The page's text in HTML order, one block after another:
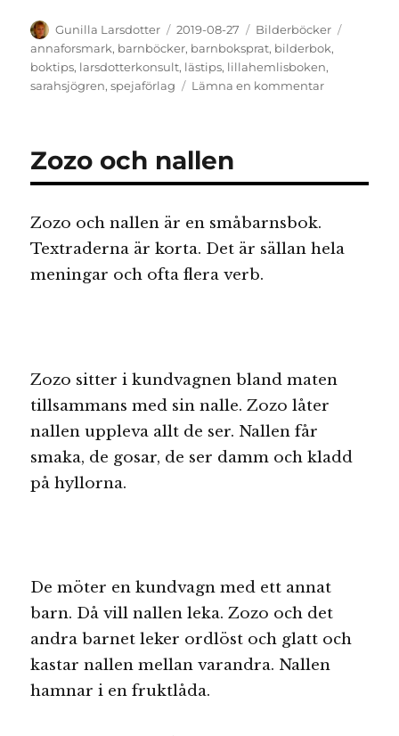
Författare
Gunilla Larsdotter
Publicerat
den
2019-08-27 Kategorier
Bilderböcker
annaforsmark, barnböcker, barnboksprat, bilderbok,
boktips, larsdotterkonsult, lästips, lillahemlisboken,
sarahsjögren,spejaförlag Lämna en kommentartill
Zozo och nallen
Zozo och nallen är en småbarnsbok.
Textraderna är korta. Det är sällan hela
meningar och ofta flera verb.
Zozo sitter i kundvagnen bland maten
tillsammans med sin nalle. Zozo låter
nallen uppleva allt de ser. Nallen får
smaka, de gosar, de ser damm och kladd
på hyllorna.
De möter en kundvagn med ett annat
barn. Då vill nallen leka. Zozo och det
andra barnet leker ordlöst och glatt och
kastar nallen mellan varandra. Nallen
hamnar i en fruktlåda.